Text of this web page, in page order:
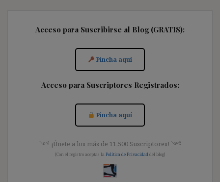
Acceso para Suscribirse al Blog (GRATIS):
Pincha aquí
Acceso para Suscriptores Registrados:
Pincha aquí
༺ ¡Únete a los más de 11.500 Suscriptores! ༺
[Con el registro aceptas la Política de Privacidad del blog]